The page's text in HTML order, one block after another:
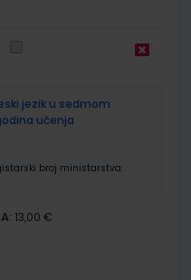
jezik u sedmom
učenja
broj ministarstva:
13,00 €